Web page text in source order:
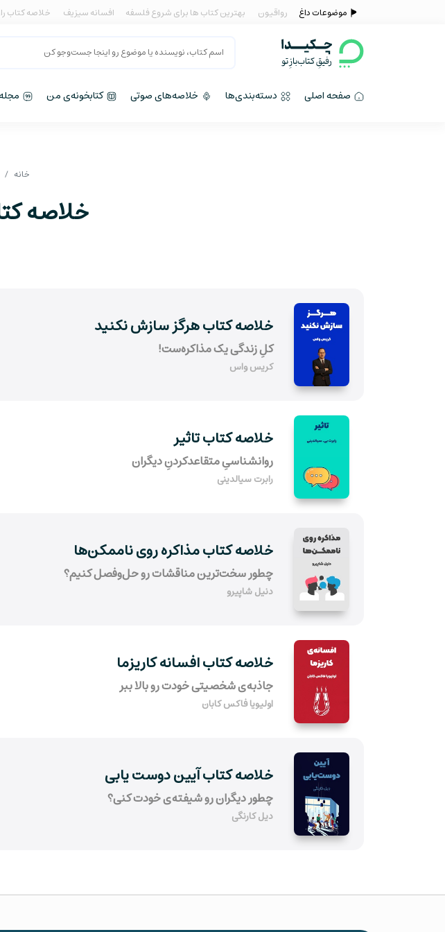
موضوعات داغ رواقیون بهترین کتاب ها برای شروع فلسفه افسانه سیزیف خلاصه کتاب
صفحه اصلی دسته‌بندی‌ها خلاصه‌های صوتی کتابخونه‌ی من
خانه
خلاصه
خلاصه کتاب هرگز سازش نکنید
کلِ زندگی یک مذاکره‌ست!
کریس واس
خلاصه کتاب تاثیر
روانشناسیِ متقاعدکردنِ دیگران
رابرت سیالدینی
خلاصه کتاب مذاکره روی ناممکن‌ها
چطور سخت‌ترین مناقشات رو حل‌و‌فصل کنیم؟
دنیل شاپیرو
خلاصه کتاب افسانه کاریزما
جاذبه‌ی شخصیتی خودت رو بالا ببر
اولیویا فاکس کابان
خلاصه کتاب آیین دوست یابی
چطور دیگران رو شیفته‌ی خودت کنی؟
دیل کارنگی